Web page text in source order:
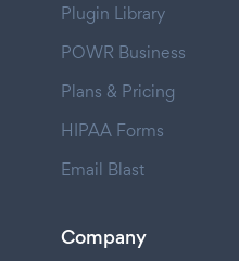
Plugin Library
POWR Business
Plans & Pricing
HIPAA Forms
Email Blast
Company